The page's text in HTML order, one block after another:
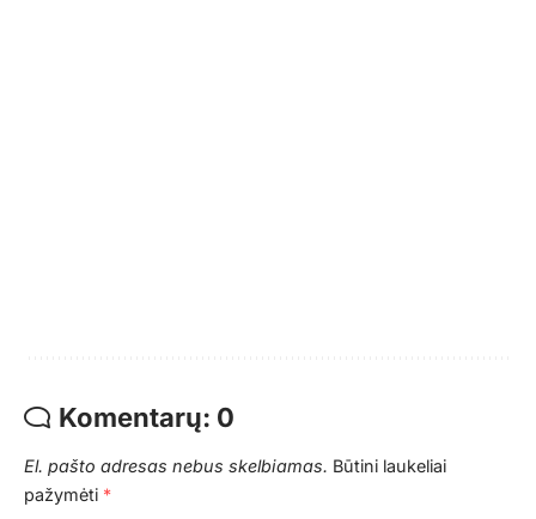
Komentarų: 0
El. pašto adresas nebus skelbiamas. Būtini laukeliai
pažymėti *